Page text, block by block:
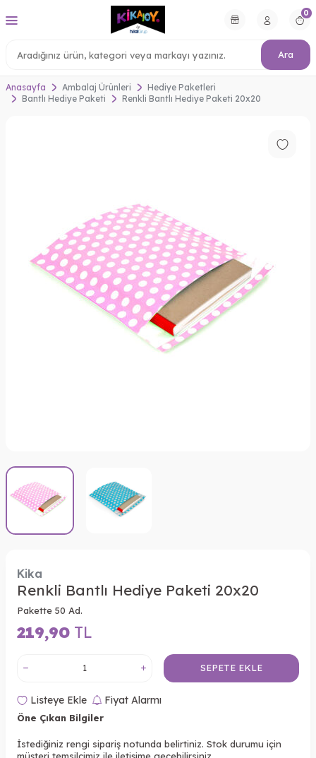
Ara
0
Anasayfa Ambalaj Ürünleri
Hediye Paketleri
Bantlı Hediye Paketi
Renkli Bantlı Hediye Paketi 20x20
Kika
Renkli Bantlı Hediye Paketi 20x20
Pakette 50 Ad.
219,90 TL
SEPETE EKLE
Listeye Ekle Fiyat Alarmı
Öne Çıkan Bilgiler
İstediğiniz rengi sipariş notunda belirtiniz. Stok durumu için
müşteri temsilcimiz ile iletişime geçebilirsiniz.